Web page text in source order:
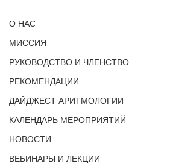
О НАС
МИССИЯ
РУКОВОДСТВО И ЧЛЕНСТВО
РЕКОМЕНДАЦИИ
ДАЙДЖЕСТ АРИТМОЛОГИИ
КАЛЕНДАРЬ МЕРОПРИЯТИЙ
НОВОСТИ
ВЕБИНАРЫ И ЛЕКЦИИ